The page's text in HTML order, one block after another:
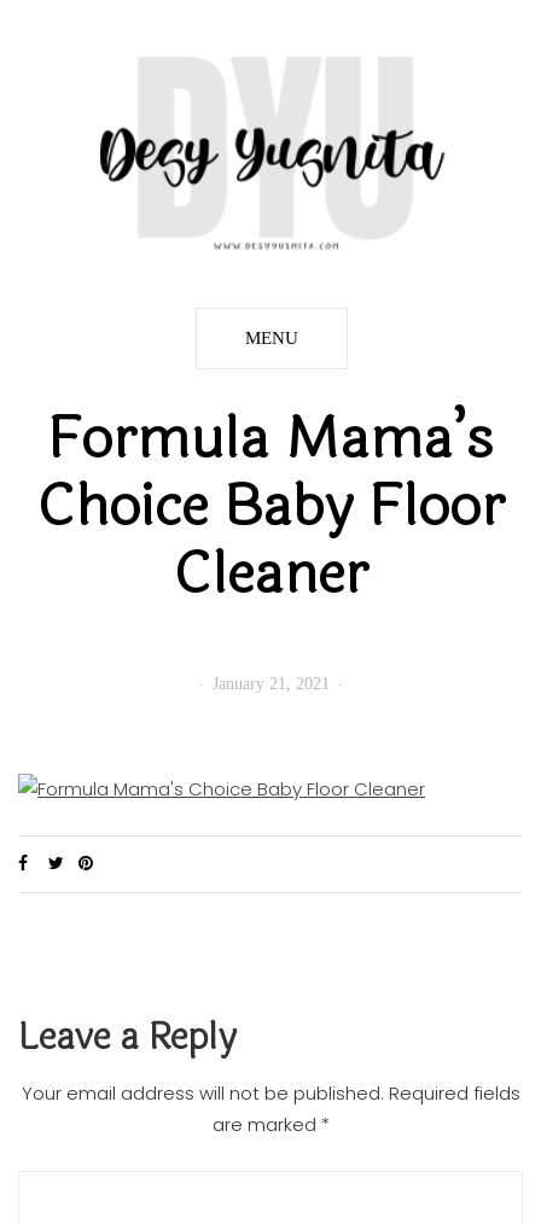
MENU
Formula Mama’s
Choice Baby Floor
Cleaner
January 21, 2021
Leave a Reply
Your email address will not be published. Required fields
are marked *